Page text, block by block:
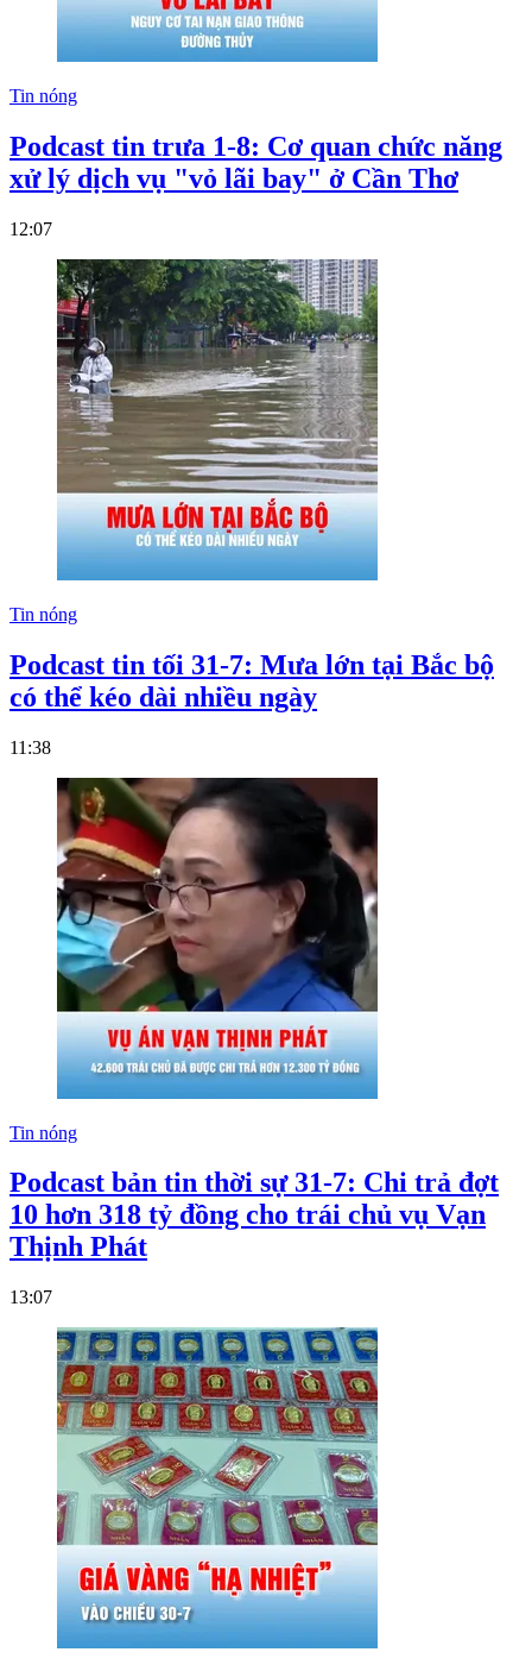
Tin nóng
Podcast tin trưa 1-8: Cơ quan chức năng
xử lý dịch vụ "vỏ lãi bay" ở Cần Thơ
12:07
Tin nóng
Podcast tin tối 31-7: Mưa lớn tại Bắc bộ
có thể kéo dài nhiều ngày
11:38
Tin nóng
Podcast bản tin thời sự 31-7: Chi trả đợt
10 hơn 318 tỷ đồng cho trái chủ vụ Vạn
Thịnh Phát
13:07